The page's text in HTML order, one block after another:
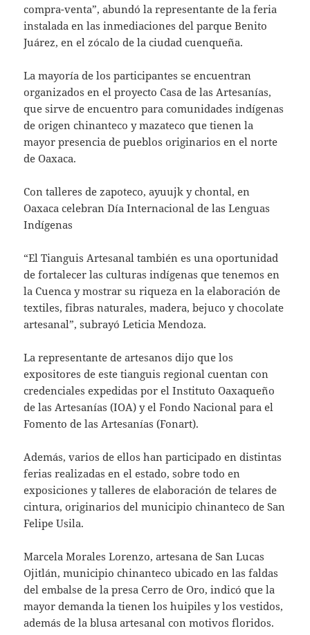
compra-venta”, abundó la representante de la feria
instalada en las inmediaciones del parque Benito
Juárez, en el zócalo de la ciudad cuenqueña.
La mayoría de los participantes se encuentran
organizados en el proyecto Casa de las Artesanías,
que sirve de encuentro para comunidades indígenas
de origen chinanteco y mazateco que tienen la
mayor presencia de pueblos originarios en el norte
de Oaxaca.
Con talleres de zapoteco, ayuujk y chontal, en
Oaxaca celebran Día Internacional de las Lenguas
Indígenas
“El Tianguis Artesanal también es una oportunidad
de fortalecer las culturas indígenas que tenemos en
la Cuenca y mostrar su riqueza en la elaboración de
textiles, fibras naturales, madera, bejuco y chocolate
artesanal”, subrayó Leticia Mendoza.
La representante de artesanos dijo que los
expositores de este tianguis regional cuentan con
credenciales expedidas por el Instituto Oaxaqueño
de las Artesanías (IOA) y el Fondo Nacional para el
Fomento de las Artesanías (Fonart).
Además, varios de ellos han participado en distintas
ferias realizadas en el estado, sobre todo en
exposiciones y talleres de elaboración de telares de
cintura, originarios del municipio chinanteco de San
Felipe Usila.
Marcela Morales Lorenzo, artesana de San Lucas
Ojitlán, municipio chinanteco ubicado en las faldas
del embalse de la presa Cerro de Oro, indicó que la
mayor demanda la tienen los huipiles y los vestidos,
además de la blusa artesanal con motivos floridos.